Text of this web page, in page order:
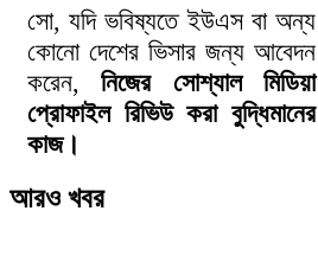
সো, যদি ভবিষ্যতে ইউএস বা অন্য
কোনো দেশের ভিসার জন্য আবেদন
করেন,নিজের সোশ্যাল মিডিয়া
প্রোফাইল রিভিউ করা বুদ্ধিমানের
কাজ।
আরও খবর